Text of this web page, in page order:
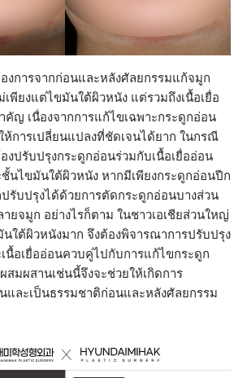
งการจากก่อนและหลังศัลยกรรมแก้จมูก
พียงแต่ไขมันใต้ผิวหนัง แต่รวมถึงเนื้อเยื่อ
คัญ เนื่องจากการแก้ไขเฉพาะกระดูกอ่อน
ให้การเปลี่ยนแปลงที่ชัดเจนได้ยาก ในกรณี
งปรับปรุงกระดูกอ่อนร่วมกับเนื้อเยื่ออ่อน
นไขมันใต้ผิวหนัง หากมีเพียงกระดูกอ่อนปีก
รับปรุงได้ด้วยการตัดกระดูกอ่อนบางส่วน
ยจมูก อย่างไรก็ตาม ในชาวเอเชียส่วนใหญ่
ใต้ผิวหนังมาก จึงต้องพิจารณาการปรับปรุง
นื้อเยื่ออ่อนควบคู่ไปกับการแก้ไขกระดูก
มผสานเช่นนี้จึงจะช่วยให้เกิดการ
และเป็นธรรมชาติก่อนและหลังศัลยกรรม